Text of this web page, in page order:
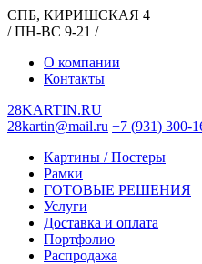
СПБ, КИРИШСКАЯ 4
/ ПН-ВС 9-21 /
О компании
Контакты
28KARTIN.RU
28kartin@mail.ru +7 (931) 300-
Картины / Постеры
Рамки
ГОТОВЫЕ РЕШЕНИЯ
Услуги
Доставка и оплата
Портфолио
Распродажа